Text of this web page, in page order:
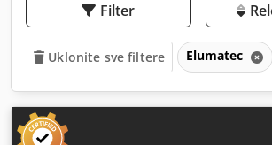
Filter
Uklonite sve filtere Elumatec